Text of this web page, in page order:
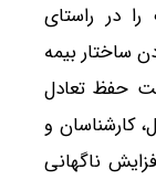
در راستای
ساختار بیمه
حفظ تعادل
کارشناسان و
ناگهانی